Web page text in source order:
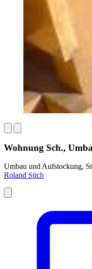
Wohnung Sch.,
Umbau und Aufstockung,
Roland Stich